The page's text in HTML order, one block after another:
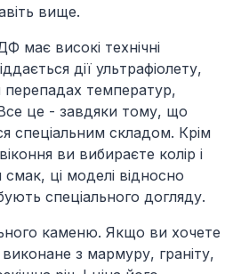
вище.
має високі технічні
дії ультрафіолету,
температур,
Все це - завдяки тому, що
спеціальним складом. Крім
ви вибираєте колір і
ці моделі відносно
спеціального догляду.
каменю. Якщо ви хочете
з мармуру, граніту,